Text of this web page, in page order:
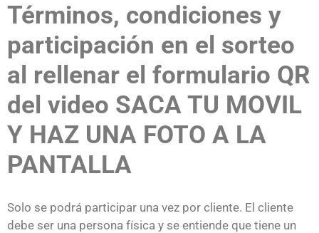
Términos, condiciones y
participación en el sorteo
al rellenar el formulario QR
del video SACA TU MOVIL
Y HAZ UNA FOTO A LA
PANTALLA
Solo se podrá participar una vez por cliente. El cliente
debe ser una persona física y se entiende que tiene un